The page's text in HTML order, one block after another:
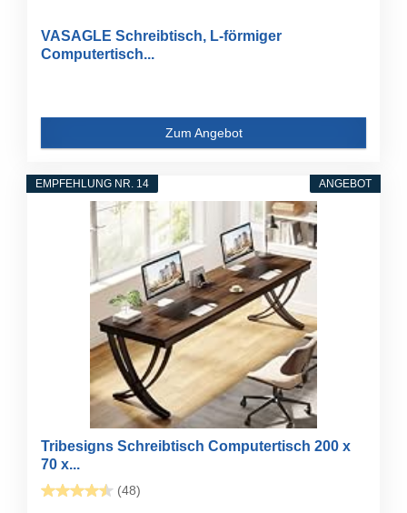
VASAGLE Schreibtisch, L-förmiger
Computertisch...
Zum Angebot
ANGEBOT
EMPFEHLUNG NR. 14
Tribesigns Schreibtisch Computertisch 200 x
70 x...
(48)